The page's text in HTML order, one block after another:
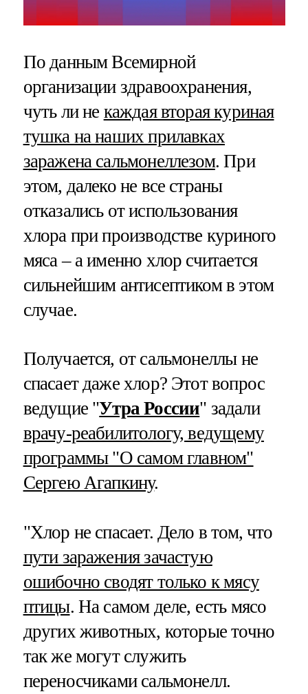
По данным Всемирной
организации здравоохранения,
чуть ли не каждая вторая куриная
тушка на наших прилавках
заражена сальмонеллезом. При
этом, далеко не все страны
отказались от использования
хлора при производстве куриного
мяса – а именно хлор считается
сильнейшим антисептиком в этом
случае.
Получается, от сальмонеллы не
спасает даже хлор? Этот вопрос
ведущие "Утра России" задали
врачу-реабилитологу, ведущему
программы "О самом главном"
Сергею Агапкину.
"Хлор не спасает. Дело в том, что
пути заражения зачастую
ошибочно сводят только к мясу
птицы. На самом деле, есть мясо
других животных, которые точно
так же могут служить
переносчиками сальмонелл.